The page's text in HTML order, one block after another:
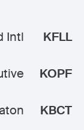
KFLL
Intl
KOPF
KBCT